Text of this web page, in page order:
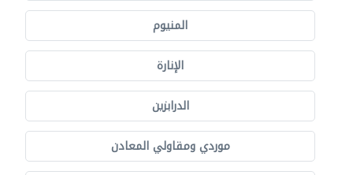
المنيوم
الإنارة
الدرابزين
موردي ومقاولي المعادن